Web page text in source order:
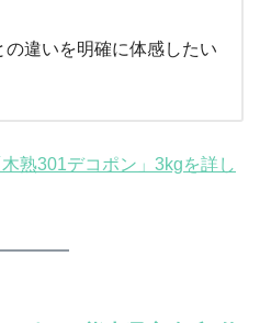
の違いを明確に体感したい
熟301デコポン」3kgを詳し